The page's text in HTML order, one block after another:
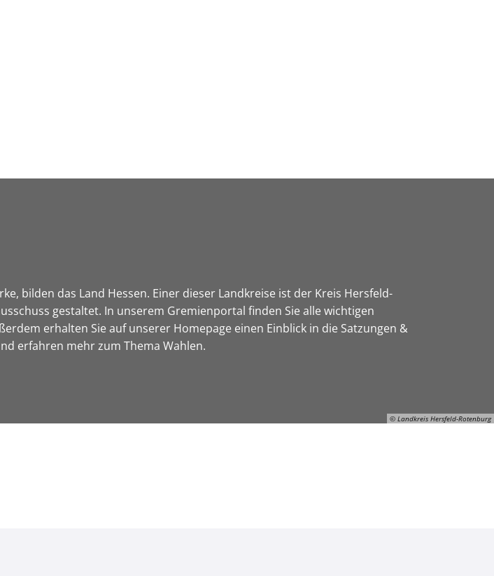
© Landkreis Hersfeld-Rotenburg
bilden das Land Hessen. Einer dieser Landkreise ist der Kreis Hersfeld-
gestaltet. In unserem Gremienportal finden Sie alle wichtigen
erhalten Sie auf unserer Homepage einen Einblick in die Satzungen &
erfahren mehr zum Thema Wahlen.